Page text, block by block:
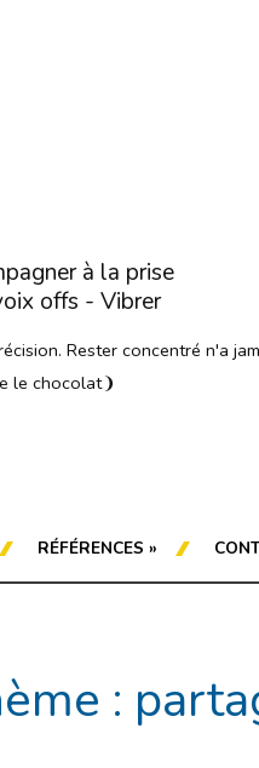
à la prise
offs - Vibrer
Rester concentré n'a
le chocolat❩
RÉFÉRENCES »
: